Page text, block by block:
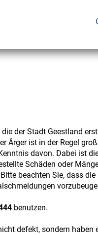
der Stadt Geestland
Ärger ist in der Regel
davon. Dabei ist
Schäden oder
beachten Sie, dass die
benutzen.
defekt, sondern haben